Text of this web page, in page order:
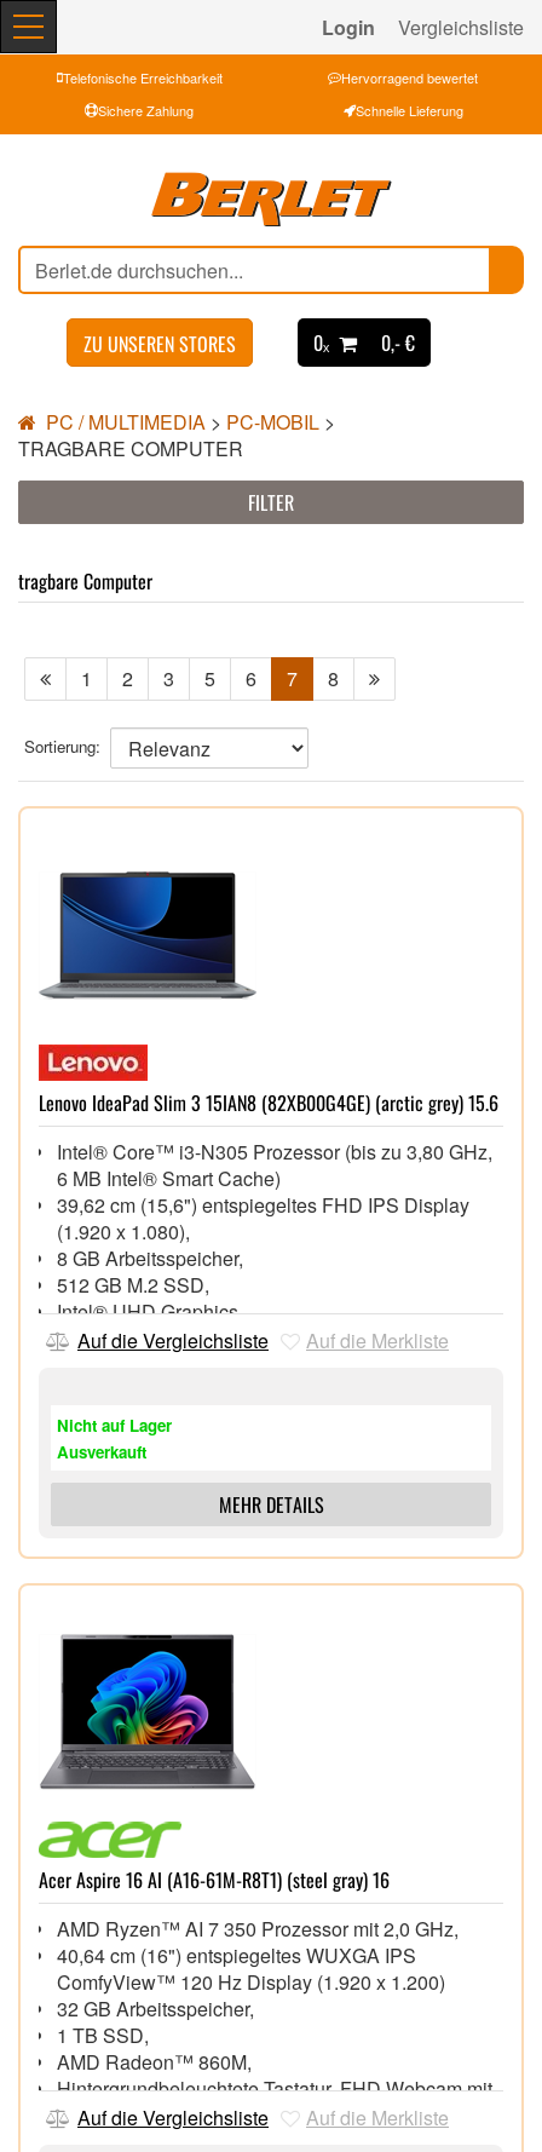
Login Vergleichsliste
Telefonische Erreichbarkeit
Hervorragend bewertet
Sichere Zahlung
Schnelle Lieferung
ZU UNSEREN STORES 0ₓ 0,- €
PC / MULTIMEDIA > PC-MOBIL >
TRAGBARE COMPUTER
FILTER
tragbare Computer
1 2 3 5 6 7 8
Sortierung:
Lenovo IdeaPad Slim 3 15IAN8 (82XB00G4GE) (arctic grey) 15.6
Intel® Core™ i3-N305 Prozessor (bis zu 3,80 GHz,
6 MB Intel® Smart Cache)
39,62 cm (15,6") entspiegeltes FHD IPS Display
(1.920 x 1.080),
8 GB Arbeitsspeicher,
512 GB M.2 SSD,
Intel® UHD Graphics,
FHD Webcam mit integriertem Mikrofon,
(DisplayPort™ 1.2), 1x USB 3.2 Gen 1,
Speicherkartenleser
Auf die Vergleichsliste Auf die Merkliste
Nicht auf Lager
Ausverkauft
MEHR DETAILS
Acer Aspire 16 AI (A16-61M-R8T1) (steel gray) 16
AMD Ryzen™ AI 7 350 Prozessor mit 2,0 GHz,
40,64 cm (16") entspiegeltes WUXGA IPS
ComfyView™ 120 Hz Display (1.920 x 1.200)
32 GB Arbeitsspeicher,
1 TB SSD,
AMD Radeon™ 860M,
Hintergrundbeleuchtete Tastatur, FHD Webcam mit
integriertem Mikrofon
Auf die Vergleichsliste Auf die Merkliste